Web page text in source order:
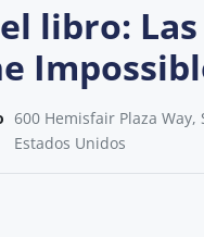
libro:
600 Hemisfair Plaza Way,
Estados Unidos